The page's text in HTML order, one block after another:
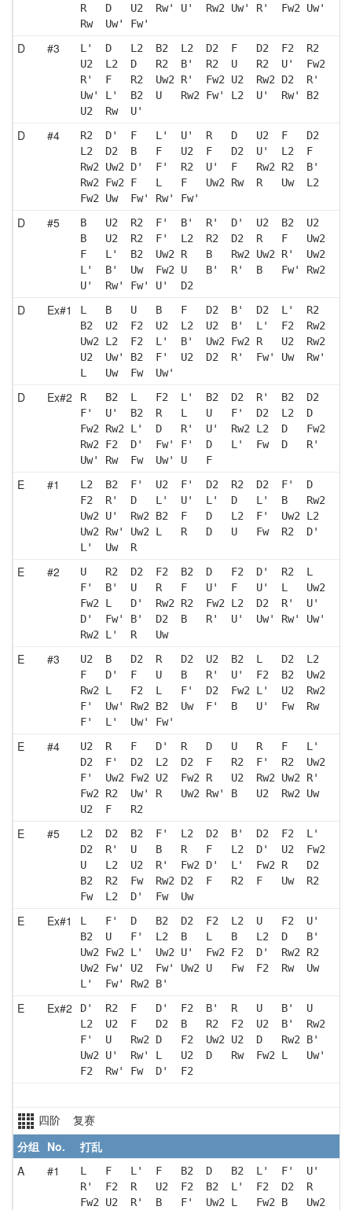
R   D   U2  Rw' U'  Rw2 Uw' R'  Fw2 Uw'
Rw  Uw' Fw'
D #3
L'  D   L2  B2  L2  D2  F   D2  F2  R2
U2  L2  D   R2  B'  R2  U   R2  U'  Fw2
R'  F   R2  Uw2 R'  Fw2 U2  Rw2 D2  R'
Uw' L'  B2  U   Rw2 Fw' L2  U'  Rw' B2
U2  Rw  U'
D #4
R2  D'  F   L'  U'  R   D   U2  F   D2
L2  D2  B   F   U2  F   D2  U'  L2  F
Rw2 Uw2 D'  F'  R2  U'  F   Rw2 R2  B'
Rw2 Fw2 F   L   F   Uw2 Rw  R   Uw  L2
Fw2 Uw  Fw' Rw' Fw'
D #5
B   U2  R2  F'  B'  R'  D'  U2  B2  U2
B   U2  R2  F'  L2  R2  D2  R   F   Uw2
F   L'  B2  Uw2 R   B   Rw2 Uw2 R'  Uw2
L'  B'  Uw  Fw2 U   B'  R'  B   Fw' Rw2
U'  Rw' Fw' U'  D2
D Ex#1
L   B   U   B   F   D2  B'  D2  L'  R2
B2  U2  F2  U2  L2  U2  B'  L'  F2  Rw2
Uw2 L2  F2  L'  B'  Uw2 Fw2 R   U2  Rw2
U2  Uw' B2  F'  U2  D2  R'  Fw' Uw  Rw'
L   Uw  Fw  Uw'
D Ex#2
R   B2  L   F2  L'  B2  D2  R'  B2  D2
F'  U'  B2  R   L   U   F'  D2  L2  D
Fw2 Rw2 L'  D   R'  U'  Rw2 L2  D   Fw2
Rw2 F2  D'  Fw' F'  D   L'  Fw  D   R'
Uw' Rw  Fw  Uw' U   F
E #1
L2  B2  F'  U2  F'  D2  R2  D2  F'  D
F2  R'  D   L'  U'  L'  D   L'  B   Rw2
Uw2 U'  Rw2 B2  F   D   L2  F'  Uw2 L2
Uw2 Rw' Uw2 L   R   D   U   Fw  R2  D'
L'  Uw  R
E #2
U   R2  D2  F2  B2  D   F2  D'  R2  L
F'  B'  U   R   F   U'  F   U'  L   Uw2
Fw2 L   D'  Rw2 R2  Fw2 L2  D2  R'  U'
D'  Fw' B'  D2  B   R'  U'  Uw' Rw' Uw'
Rw2 L'  R   Uw
E #3
U2  B   D2  R   D2  U2  B2  L   D2  L2
F   D'  F   U   B   R'  U'  F2  B2  Uw2
Rw2 L   F2  L   F'  D2  Fw2 L'  U2  Rw2
F'  Uw' Rw2 B2  Uw  F'  B   U'  Fw  Rw
F'  L'  Uw' Fw'
E #4
U2  R   F   D'  R   D   U   R   F   L'
D2  F'  D2  L2  D2  F   R2  F'  R2  Uw2
F'  Uw2 Fw2 U2  Fw2 R   U2  Rw2 Uw2 R'
Fw2 R2  Uw' R   Uw2 Rw' B   U2  Rw2 Uw
U2  F   R2
E #5
L2  D2  B2  F'  L2  D2  B'  D2  F2  L'
D2  R'  U   B   R   F   L2  D'  U2  Fw2
U   L2  U2  R'  Fw2 D'  L'  Fw2 R   D2
B2  R2  Fw  Rw2 D2  F   R2  F   Uw  R2
Fw  L2  D'  Fw  Uw
E Ex#1
L   F'  D   B2  D2  F2  L2  U   F2  U'
B2  U   F'  L2  B   L   B   L2  D   B'
Uw2 Fw2 L'  Uw2 U'  Fw2 F2  D'  Rw2 R2
Uw2 Fw' U2  Fw' Uw2 U   Fw  F2  Rw  Uw
L'  Fw' Rw2 B'
E Ex#2
D'  R2  F   D'  F2  B'  R   U   B'  U
L2  U2  F   D2  B   R2  F2  U2  B'  Rw2
F'  U   Rw2 D   F2  Uw2 U2  D   Rw2 B'
Uw2 U'  Rw' L   U2  D   Rw  Fw2 L   Uw'
F2  Rw' Fw  D'  F2
四阶 复赛
分组 No.
打乱
A
#1
L   F   L'  F   B2  D   B2  L'  F'  U'
R'  F2  R   U2  F2  B2  L'  F2  D2  R
Fw2 U2  R'  B   F'  Uw2 L   Fw2 B   Uw2